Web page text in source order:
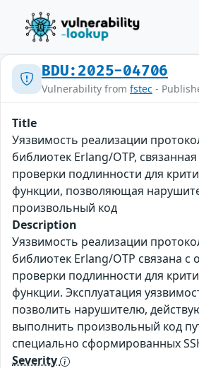
BDU:2025-04706
Vulnerability from fstec -
Title
Уязвимость реализации
библиотек Erlang/OTP,
проверки подлинности для
функции, позволяющая
произвольный код
Description
Уязвимость реализации
библиотек Erlang/OTP связана с
проверки подлинности для
функции. Эксплуатация
позволить нарушителю,
выполнить произвольный код
специально сформированных
Severity